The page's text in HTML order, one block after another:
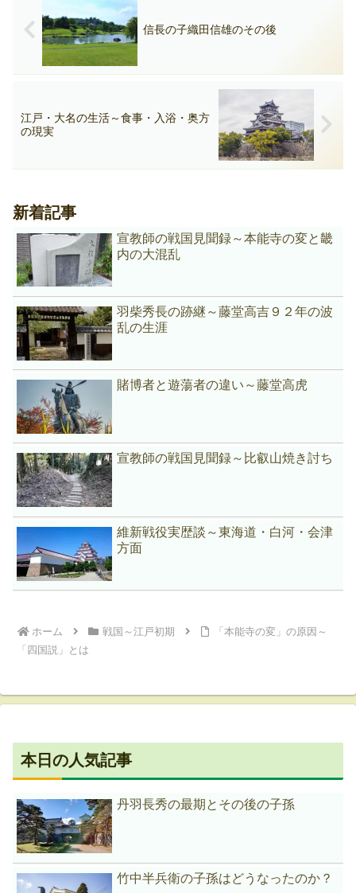
信長の子織田信雄のその後
江戸・大名の生活～食事・入浴・奥方
の現実
新着記事
宣教師の戦国見聞録～本能寺の変と畿
内の大混乱
羽柴秀長の跡継～藤堂高吉９２年の波
乱の生涯
賭博者と遊蕩者の違い～藤堂高虎
宣教師の戦国見聞録～比叡山焼き討ち
維新戦役実歴談～東海道・白河・会津
方面
ホーム 戦国～江戸初期
「本能寺の変」の原因～
「四国説」とは
本日の人気記事
丹羽長秀の最期とその後の子孫
竹中半兵衛の子孫はどうなったのか？